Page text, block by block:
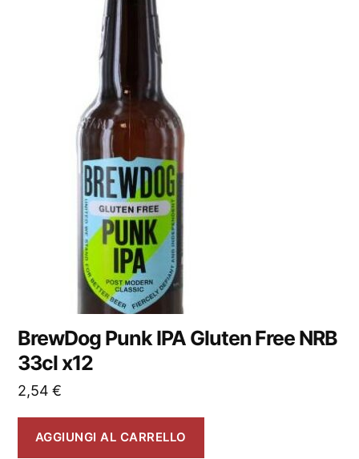
BrewDog Punk IPA Gluten Free NRB
33cl x12
2,54€
AGGIUNGI AL CARRELLO